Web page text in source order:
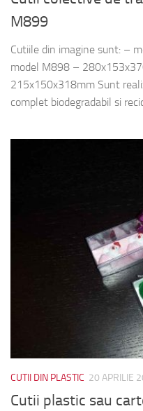
M899
Cutiile din imagine sunt: –
model M898 –
215x150x318mm Sunt
complet biodegradabil si
CUTII DIN PLASTIC 20 APRILIE
Cutii plastic sau